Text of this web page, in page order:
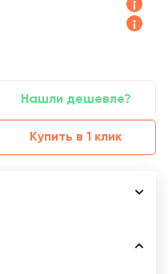
Нашли дешевле?
Купить в 1 клик